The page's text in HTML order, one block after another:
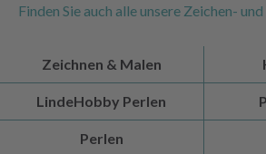
Finden Sie auch alle unsere Zeichen-
Zeichnen & Malen
LindeHobby Perlen
Perlen